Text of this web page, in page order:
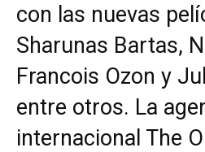
con las nuevas
Sharunas Bartas,
Francois Ozon y
entre otros. La
internacional The